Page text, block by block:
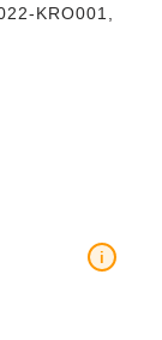
KRO001,
i